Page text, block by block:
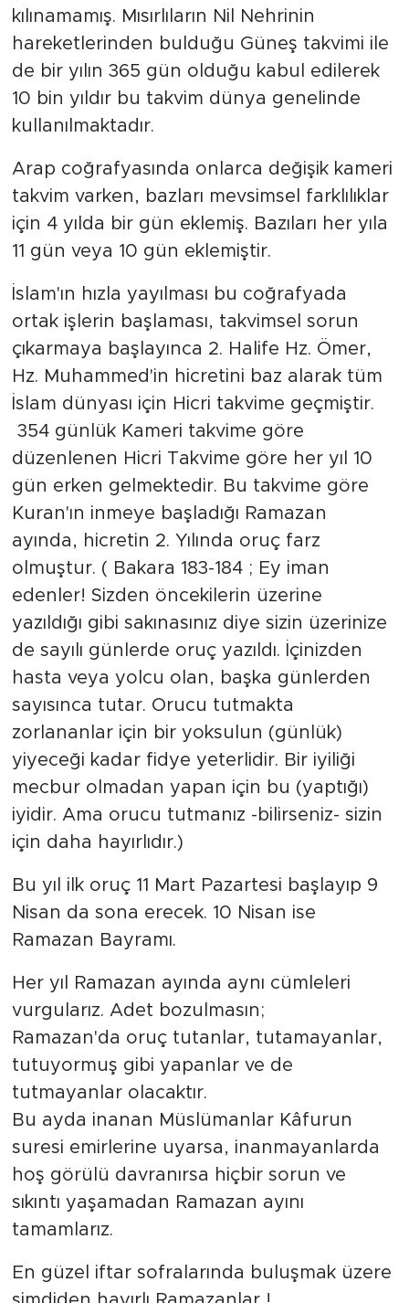
kılınamamış. Mısırlıların Nil Nehrinin
hareketlerinden bulduğu Güneş takvimi ile
de bir yılın 365 gün olduğu kabul edilerek
10 bin yıldır bu takvim dünya genelinde
kullanılmaktadır.
Arap coğrafyasında onlarca değişik kameri
takvim varken, bazları mevsimsel farklılıklar
için 4 yılda bir gün eklemiş. Bazıları her yıla
11 gün veya 10 gün eklemiştir.
İslam'ın hızla yayılması bu coğrafyada
ortak işlerin başlaması, takvimsel sorun
çıkarmaya başlayınca 2. Halife Hz. Ömer,
Hz. Muhammed'in hicretini baz alarak tüm
İslam dünyası için Hicri takvime geçmiştir.
354 günlük Kameri takvime göre
düzenlenen Hicri Takvime göre her yıl 10
gün erken gelmektedir. Bu takvime göre
Kuran'ın inmeye başladığı Ramazan
ayında, hicretin 2. Yılında oruç farz
olmuştur. ( Bakara 183-184 ; Ey iman
edenler! Sizden öncekilerin üzerine
yazıldığı gibi sakınasınız diye sizin üzerinize
de sayılı günlerde oruç yazıldı. İçinizden
hasta veya yolcu olan, başka günlerden
sayısınca tutar. Orucu tutmakta
zorlananlar için bir yoksulun (günlük)
yiyeceği kadar fidye yeterlidir. Bir iyiliği
mecbur olmadan yapan için bu (yaptığı)
iyidir. Ama orucu tutmanız -bilirseniz- sizin
için daha hayırlıdır.)
Bu yıl ilk oruç 11 Mart Pazartesi başlayıp 9
Nisan da sona erecek. 10 Nisan ise
Ramazan Bayramı.
Her yıl Ramazan ayında aynı cümleleri
vurgularız. Adet bozulmasın;
Ramazan'da oruç tutanlar, tutamayanlar,
tutuyormuş gibi yapanlar ve de
tutmayanlar olacaktır.
Bu ayda inanan Müslümanlar Kâfurun
suresi emirlerine uyarsa, inanmayanlarda
hoş görülü davranırsa hiçbir sorun ve
sıkıntı yaşamadan Ramazan ayını
tamamlarız.
En güzel iftar sofralarında buluşmak üzere